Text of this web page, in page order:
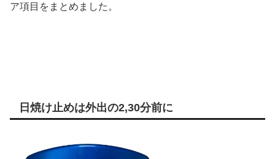
ア項目をまとめました。
日焼け止めは外出の2,30分前に